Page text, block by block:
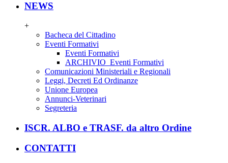
NEWS
+
Bacheca del Cittadino
Eventi Formativi
Eventi Formativi
ARCHIVIO_Eventi Formativi
Comunicazioni Ministeriali e Regionali
Leggi, Decreti Ed Ordinanze
Unione Europea
Annunci-Veterinari
Segreteria
ISCR. ALBO e TRASF. da altro Ordine
CONTATTI